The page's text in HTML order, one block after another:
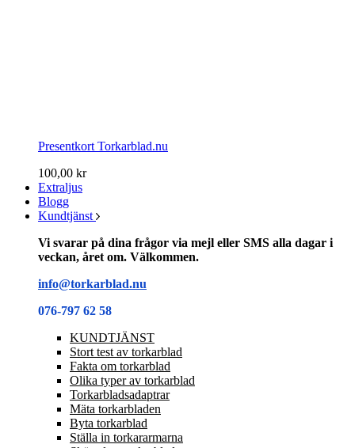
Presentkort Torkarblad.nu
100,00 kr
Extraljus
Blogg
Kundtjänst
Vi svarar på dina frågor via mejl eller SMS alla dagar i
veckan, året om. Välkommen.
info@torkarblad.nu
076-797 62 58
KUNDTJÄNST
Stort test av torkarblad
Fakta om torkarblad
Olika typer av torkarblad
Torkarbladsadaptrar
Mäta torkarbladen
Byta torkarblad
Ställa in torkararmarna